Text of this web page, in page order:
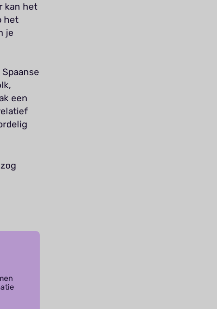
kan het
het
je
een